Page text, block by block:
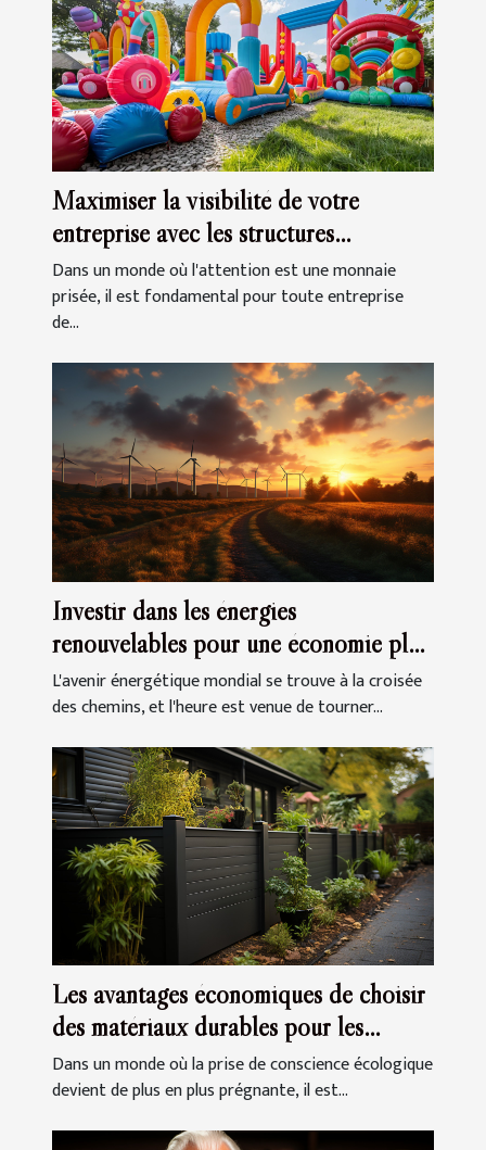
Maximiser la visibilité de votre
entreprise avec les structures
gonflables
Dans un monde où l'attention est une monnaie
prisée, il est fondamental pour toute entreprise
de...
Investir dans les énergies
renouvelables pour une économie plus
autonome
L'avenir énergétique mondial se trouve à la croisée
des chemins, et l'heure est venue de tourner...
Les avantages économiques de choisir
des matériaux durables pour les
clôtures et portails
Dans un monde où la prise de conscience écologique
devient de plus en plus prégnante, il est...